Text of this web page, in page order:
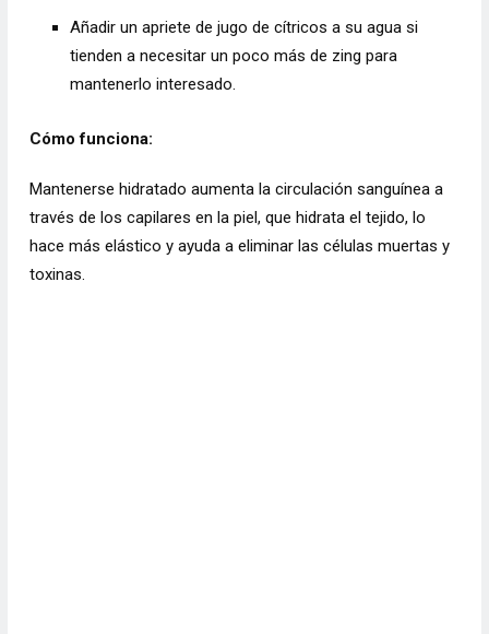
Añadir un apriete de jugo de cítricos a su agua si
tienden a necesitar un poco más de zing para
mantenerlo interesado.
Cómo funciona:
Mantenerse hidratado aumenta la circulación sanguínea a
través de los capilares en la piel, que hidrata el tejido, lo
hace más elástico y ayuda a eliminar las células muertas y
toxinas.